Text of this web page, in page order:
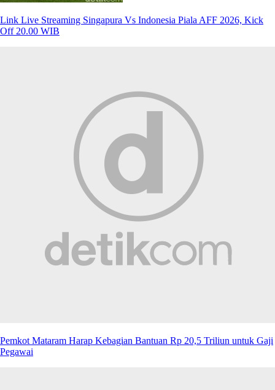
Link Live Streaming Singapura Vs Indonesia Piala AFF 2026, Kick
Off 20.00 WIB
Pemkot Mataram Harap Kebagian Bantuan Rp 20,5 Triliun untuk Gaji
Pegawai